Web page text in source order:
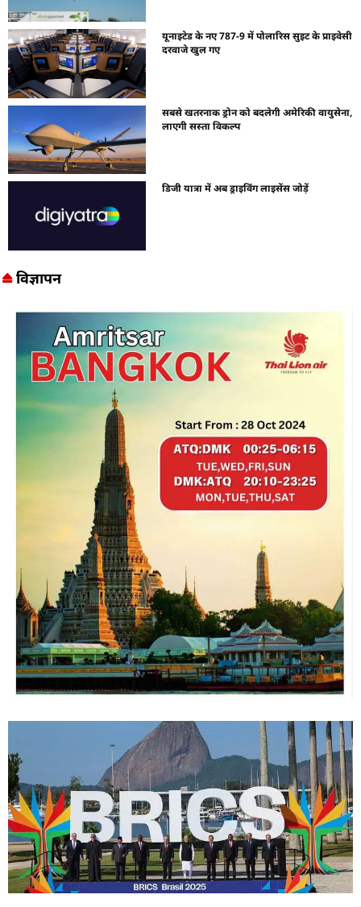
यूनाइटेड के नए 787-9 में पोलारिस सुइट के प्राइवेसी
दरवाजे खुल गए
सबसे खतरनाक ड्रोन को बदलेगी अमेरिकी वायुसेना,
लाएगी सस्ता विकल्प
डिजी यात्रा में अब ड्राइविंग लाइसेंस जोड़ें
विज्ञापन